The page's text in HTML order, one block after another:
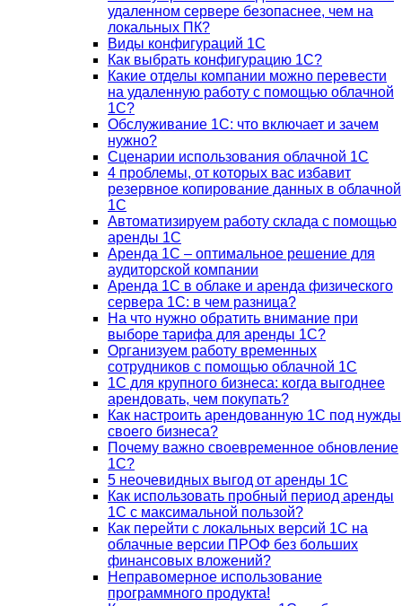
удаленном сервере безопаснее, чем на
локальных ПК?
Виды конфигураций 1С
Как выбрать конфигурацию 1С?
Какие отделы компании можно перевести
на удаленную работу с помощью облачной
1С?
Обслуживание 1С: что включает и зачем
нужно?
Сценарии использования облачной 1С
4 проблемы, от которых вас избавит
резервное копирование данных в облачной
1С
Автоматизируем работу склада с помощью
аренды 1С
Аренда 1С – оптимальное решение для
аудиторской компании
Аренда 1С в облаке и аренда физического
сервера 1С: в чем разница?
На что нужно обратить внимание при
выборе тарифа для аренды 1С?
Организуем работу временных
сотрудников с помощью облачной 1С
1С для крупного бизнеса: когда выгоднее
арендовать, чем покупать?
Как настроить арендованную 1С под нужды
своего бизнеса?
Почему важно своевременное обновление
1С?
5 неочевидных выгод от аренды 1С
Как использовать пробный период аренды
1С с максимальной пользой?
Как перейти с локальных версий 1С на
облачные версии ПРОФ без больших
финансовых вложений?
Неправомерное использование
программного продукта!